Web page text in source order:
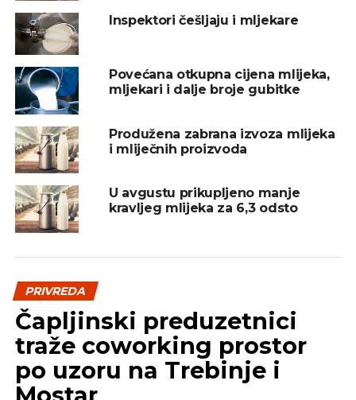
Bilećka mljekara „Pađeni“ za deset mjeseci ove
godine otkupila je sa Sokoca ukupno 2.068.000
litara, a sarajevski „Milkos“ 638.000 litara mlijeka.
Najveću količinu mlijeka preuzima firma „Pađeni“
koja se, smatra Knežević, najvjerovatnije,
sa kooperantima.
Knežević tvrdi da se postiže rekordna proizvodnja
mlijeka, jer je to jedini poljoprivredni proizvod za
koga se unaprijed zna siguran kupac i cijena, te
ostvaruje premija od resornog ministarstva za
ekstra klasu.
Inspektori češljaju i mljekare
Povećana otkupna cijena mlijeka,
mljekari i dalje broje gubitke
Produžena zabrana izvoza mlijeka
i mliječnih proizvoda
U avgustu prikupljeno manje
kravljeg mlijeka za 6,3 odsto
PRIVREDA
Čapljinski preduzetnici
traže coworking prostor
po uzoru na Trebinje i
Mostar